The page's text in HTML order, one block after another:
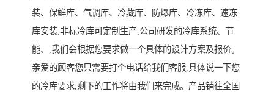
装、保鲜库、气调库、冷藏库、防爆库、冷冻库、速冻
库安装,非标冷库可定制生产,公司研发的冷库系统、节
能、,我们会根据您要求做一个具体的设计方案及报价。
亲爱的顾客您只需要打个电话给我们客服,具体说一下您
的冷库要求,剩下的工作将由我们来完成。产品销往全国